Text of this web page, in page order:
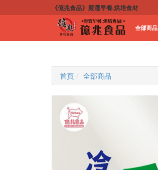
《億兆食品》嚴選早餐.烘培食材
全部商品
首頁 全部商品